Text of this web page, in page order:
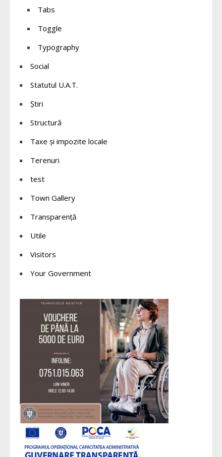
Tabs
Toggle
Typography
Social
Statutul U.A.T.
Știri
Structură
Taxe și impozite locale
Terenuri
test
Town Gallery
Transparență
Utile
Visitors
Your Government